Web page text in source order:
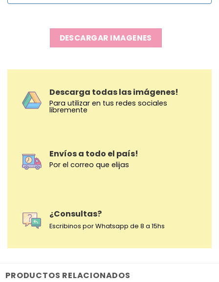
DESCARGAR IMAGENES
Descarga todas las imágenes!
Para utilizar en tus redes sociales
libremente
Envíos a todo el país!
Por el correo que elijas
¿Consultas?
Escribinos por Whatsapp de 8 a 15hs
PRODUCTOS RELACIONADOS